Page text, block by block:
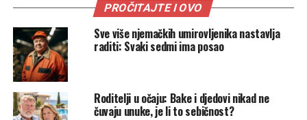
PROČITAJTE I OVO
Sve više njemačkih umirovljenika nastavlja
raditi: Svaki sedmi ima posao
Roditelji u očaju: Bake i djedovi nikad ne
čuvaju unuke, je li to sebičnost?